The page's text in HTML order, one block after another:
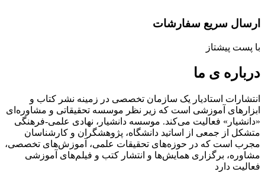
ارسال سریع سفارشات
با پست پیشتاز
درباره ی ما
انتشارات استادیار یک سازمان تخصصی در زمینه نشر کتاب و
ابزارهای آموزشی است که زیر نظر موسسه تحقیقاتی و مشاوره‌ای
«دانشیار» فعالیت می‌کند. موسسه دانشیار، نهادی علمی-فرهنگی
متشکل از جمعی از اساتید دانشگاه، پژوهشگران و کارشناسان
مجرب است که در حوزه‌های تحقیقات علمی، آموزش‌های تخصصی،
مشاوره، برگزاری همایش‌ها و انتشار کتب و فیلم‌های آموزشی
فعالیت دارد